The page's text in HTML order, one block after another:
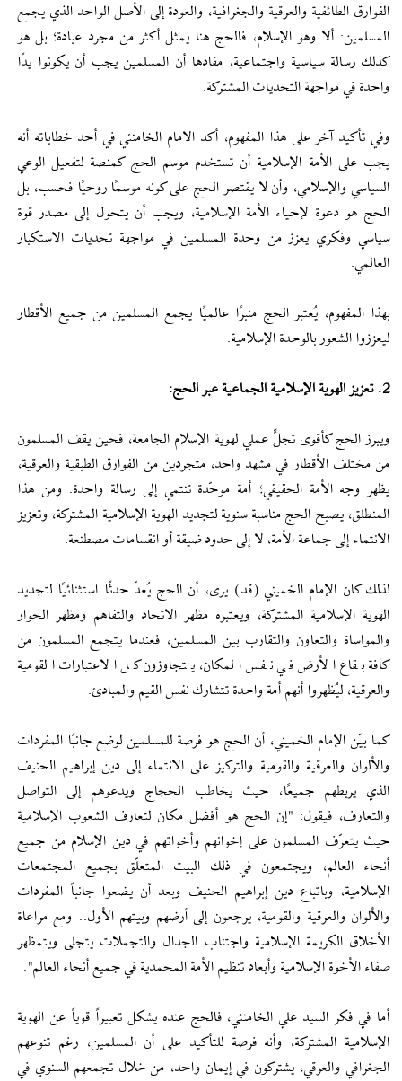
الفوارق الطائفية والعرقية والجغرافية، والعودة إلى الأصل الواحد الذي يجمع
المسلمين: ألا وهو الإسلام، فالحج هنا يمثل أكثر من مجرد عبادة؛ بل هو
كذلك رسالة سياسية واجتماعية، مفادها أن المسلمين يجب أن يكونوا يدًا
واحدة في مواجهة التحديات المشتركة.
وفي تأكيد آخر على هذا المفهوم، أكد الامام الخامنئي في أحد خطاباته أنه
يجب على الأمة الإسلامية أن تستخدم موسم الحج كمنصة لتفعيل الوعي
السياسي والإسلامي، وأن لا يقتصر الحج على كونه موسمًا روحيًا فحسب، بل
الحج هو دعوة لإحياء الأمة الإسلامية، ويجب أن يتحول إلى مصدر قوة
سياسي وفكري يعزز من وحدة المسلمين في مواجهة تحديات الاستكبار
العالمي.
بهذا المفهوم، يُعتبر الحج منبرًا عالميًا يجمع المسلمين من جميع الأقطار
ليعززوا الشعور بالوحدة الإسلامية.
2. تعزيز الهوية الإسلامية الجماعية عبر الحج:
ويبرز الحج كأقوى تجلٍّ عملي لهوية الإسلام الجامعة، فحين يقف المسلمون
من مختلف الأقطار في مشهد واحد، متجردين من الفوارق الطبقية والعرقية،
يظهر وجه الأمة الحقيقي؛ أمة موحّدة تنتمي إلى رسالة واحدة. ومن هذا
المنطلق، يصبح الحج مناسبة سنوية لتجديد الهوية الإسلامية المشتركة، وتعزيز
الانتماء إلى جماعة الأمة، لا إلى حدود ضيقة أو انقسامات مصطنعة.
لذلك كان الإمام الخميني (قد) يرى، أن الحج يُعدّ حدثًا استثنائيًا لتجديد
الهوية الإسلامية المشتركة، ويعتبره مظهر الاتحاد والتفاهم ومظهر الحوار
والمواساة والتعاون والتقارب بين المسلمين، فعندما يتجمع المسلمون من
كافة بقاع الأرض في نفس المكان، يتجاوزون كل الاعتبارات القومية
والعرقية، ليُظهروا أنهم أمة واحدة تتشارك نفس القيم والمبادئ.
كما بيّن الإمام الخميني، أن الحج هو فرصة للمسلمين لوضع جانبًا المفردات
والألوان والعرقية والقومية والتركيز على الانتماء إلى دين إبراهيم الحنيف
الذي يربطهم جميعًا، حيث يخاطب الحجاج ويدعوهم إلى التواصل
والتعارف، فيقول: "إن الحج هو أفضل مكان لتعارف الشعوب الإسلامية
حيث يتعرّف المسلمون على إخوانهم وأخواتهم في دين الإسلام من جميع
أنحاء العالم، ويجتمعون في ذلك البيت المتعلّق بجميع المجتمعات
الإسلامية، وباتباع دين إبراهيم الحنيف وبعد أن يضعوا جانباً المفردات
والألوان والعرقية والقومية، يرجعون إلى أرضهم وبيتهم الأول.. ومع مراعاة
الأخلاق الكريمة الإسلامية واجتناب الجدال والتجملات يتجلى ويتمظهر
صفاء الأخوة الإسلامية وأبعاد تنظيم الأمة المحمدية في جميع أنحاء العالم".
أما في فكر السيد علي الخامنئي، فالحج عنده يشكل تعبيراً قوياً عن الهوية
الإسلامية المشتركة، وأنه فرصة للتأكيد على أن المسلمين، رغم تنوعهم
الجغرافي والعرقي، يشتركون في إيمان واحد، من خلال تجمعهم السنوي في